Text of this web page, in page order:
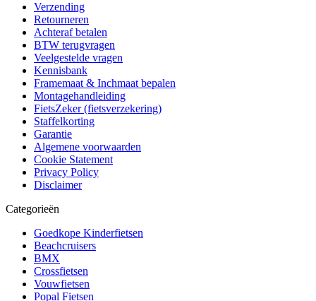
Verzending
Retourneren
Achteraf betalen
BTW terugvragen
Veelgestelde vragen
Kennisbank
Framemaat & Inchmaat bepalen
Montagehandleiding
FietsZeker (fietsverzekering)
Staffelkorting
Garantie
Algemene voorwaarden
Cookie Statement
Privacy Policy
Disclaimer
Categorieën
Goedkope Kinderfietsen
Beachcruisers
BMX
Crossfietsen
Vouwfietsen
Popal Fietsen